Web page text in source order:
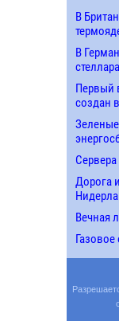
В
В
Первый
создан
Дорога
Вечная